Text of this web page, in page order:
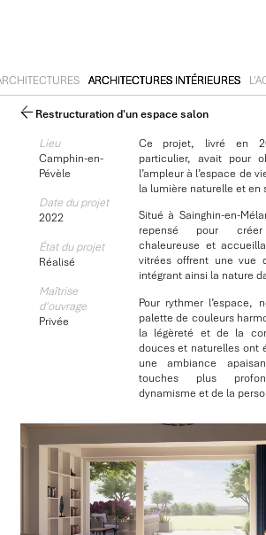
ARCHITECTURES INTÉRIEURES
Restructuration d'un espace salon
Lieu
Camphin-en-
Pévèle
Date du projet
2022
État du projet
Réalisé
Maîtrise
d'ouvrage
Privée
Ce projet, livré en
particulier, avait pour
l’ampleur à l’espace de
la lumière naturelle et en
Situé à Sainghin-en-
repensé pour
chaleureuse et
vitrées offrent une vue
intégrant ainsi la nature
Pour rythmer l’espace,
palette de couleurs
la légèreté et de la
douces et naturelles ont
une ambiance
touches plus
dynamisme et de la